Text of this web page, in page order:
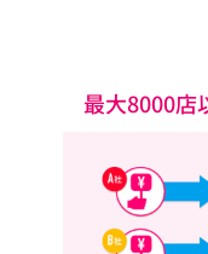
最大8000店